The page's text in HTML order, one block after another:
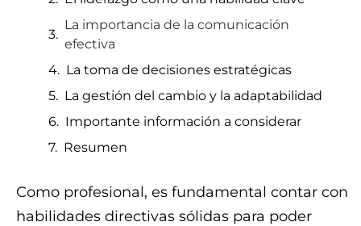
La importancia de la comunicación
efectiva
La toma de decisiones estratégicas
La gestión del cambio y la adaptabilidad
Importante información a considerar
Resumen
Como profesional, es fundamental contar con
habilidades directivas sólidas para poder